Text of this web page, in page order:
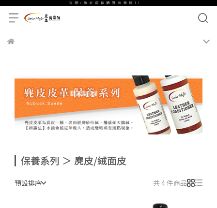
保養系列 ＞ 麂皮/絨面皮
預設排序 共 4 件商品